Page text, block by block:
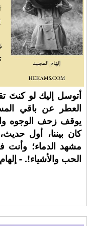
أتوسل إليك لو كنتَ
العطر عن باقي
يوقف زحف الوجوه
كان بيننا، أول
مشهد الدماء؛
الحب والأشياء!. -